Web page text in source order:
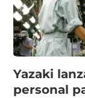
Yazaki
personal